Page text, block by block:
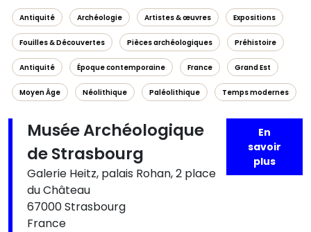
Antiquité Archéologie Artistes & œuvres Expositions
Fouilles & Découvertes Pièces archéologiques Préhistoire
Antiquité Époque contemporaine France Grand Est
Moyen Âge Néolithique Paléolithique Temps modernes
Musée Archéologique
de Strasbourg
Galerie Heitz, palais Rohan, 2 place
du Château
67000 Strasbourg
France
En
savoir
plus